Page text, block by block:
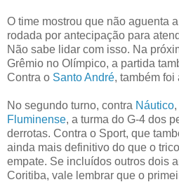
O time mostrou que não aguenta
rodada por antecipação para
Não sabe lidar com isso. Na
Grêmio no Olímpico, a partida
Contra o Santo André, também foi
No segundo turno, contra Náutico,
Fluminense, a turma do G-4 dos
derrotas. Contra o Sport, que
ainda mais definitivo do que o
empate. Se incluídos outros dois
Coritiba, vale lembrar que o